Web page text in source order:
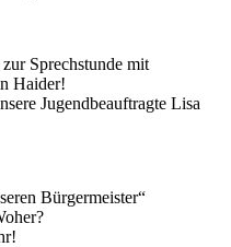
Sprechstunde mit
Haider!
Jugendbeauftragte Lisa
Bürgermeister“